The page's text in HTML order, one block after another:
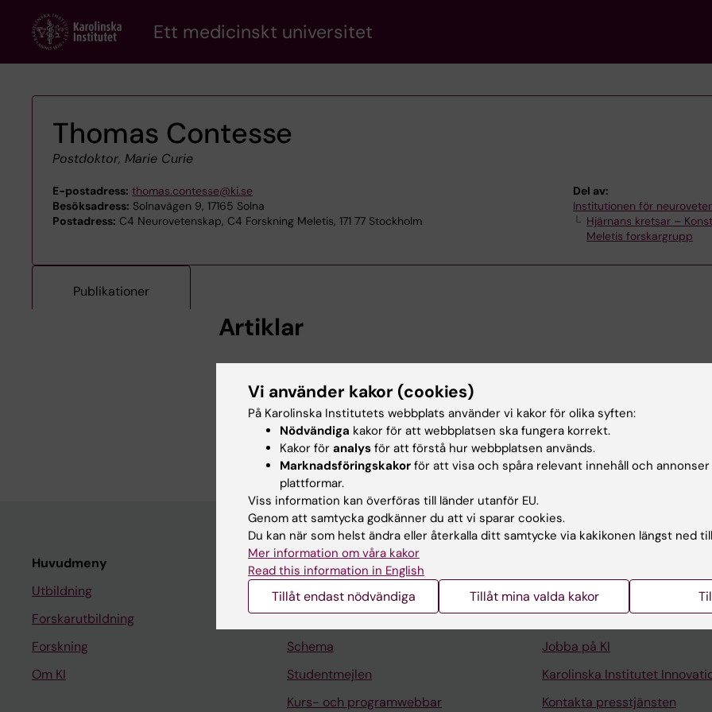
content
Ett medicinskt universitet
Thomas Contesse
Postdoktor, Marie Curie
E-postadress: thomas.contesse@ki.se
Besöksadress: Solnavägen 9, 17165 Solna
Postadress: C4 Neurovetenskap, C4 Forskning Meletis, 171 77 Stockholm
Del av:
Institutionen för
Hjärnans kretsar –
Meletis forskargrupp
Publikationer
Artiklar
A striosomal accumbens pathway drives stereotyped behavior through an
Esr1+hypothalamic-habenula circuit
Contesse T; Bektash BY; Graziano M; Forastieri C; Contestabile A; Hahne S;
Nikolakopoulou I; Rubino E; Cao X; Skara V; Mantas I; Giatrellis S; Carlen M;
Calvigioni D; Meletis K
Huvudmeny
Utbildning
Forskarutbildning
Forskning
Om KI
Student
Ladok
Canvas
Schema
Studentmejlen
Kurs- och programwebbar
Universitetsbiblioteket
Stöd forskning och utbildning
Jobba på KI
Karolinska Institutet
Kontakta presstjänsten
Vi använder kakor (cookies)
På Karolinska Institutets webbplats använder vi kakor för olika syften:
Nödvändiga kakor för att webbplatsen ska fungera korrekt.
Kakor för analys för att förstå hur webbplatsen används.
Marknadsföringskakor för att visa och spåra relevant innehåll och
plattformar.
Viss information kan överföras till länder utanför EU.
Genom att samtycka godkänner du att vi sparar cookies.
Du kan när som helst ändra eller återkalla ditt samtycke via kakikonen längst ned
Mer information om våra kakor
Read this information in English
Tillåt endast nödvändiga Tillåt mina valda kakor